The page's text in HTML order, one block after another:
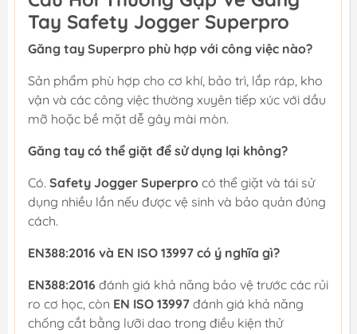
Tay Safety Jogger Superpro
Găng tay Superpro phù hợp với công việc nào?
Sản phẩm phù hợp cho cơ khí, bảo trì, lắp ráp, kho
vận và các công việc thường xuyên tiếp xúc với dầu
mỡ hoặc bề mặt dễ gây mài mòn.
Găng tay có thể giặt để sử dụng lại không?
Có. Safety Jogger Superpro có thể giặt và tái sử
dụng nhiều lần nếu được vệ sinh và bảo quản đúng
cách.
EN388:2016 và EN ISO 13997 có ý nghĩa gì?
EN388:2016 đánh giá khả năng bảo vệ trước các rủi
ro cơ học, còn EN ISO 13997 đánh giá khả năng
chống cắt bằng lưỡi dao trong điều kiện thử